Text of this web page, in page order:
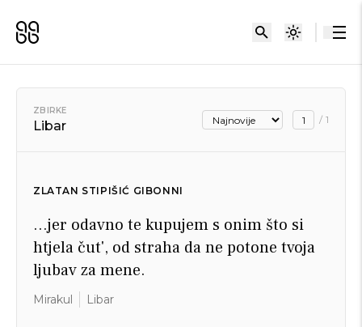
ZBIRKE
Libar / 1
ZLATAN STIPIŠIĆ GIBONNI
…jer odavno te kupujem s onim što si
htjela čut', od straha da ne potone tvoja
ljubav za mene.
Mirakul Libar